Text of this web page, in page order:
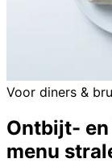
Voor diners &
Ontbijt-
menu